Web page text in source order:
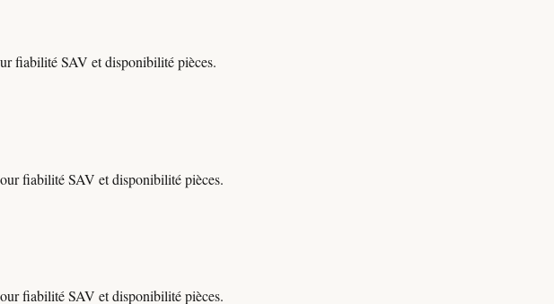
fiabilité SAV et disponibilité pièces.
fiabilité SAV et disponibilité pièces.
fiabilité SAV et disponibilité pièces.